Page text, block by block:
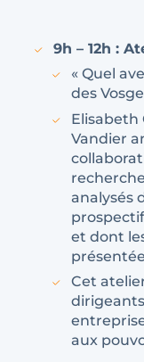
9h – 12h :
« Quel
des
Elisabeth
Vandier
analysés
et dont
Cet
aux